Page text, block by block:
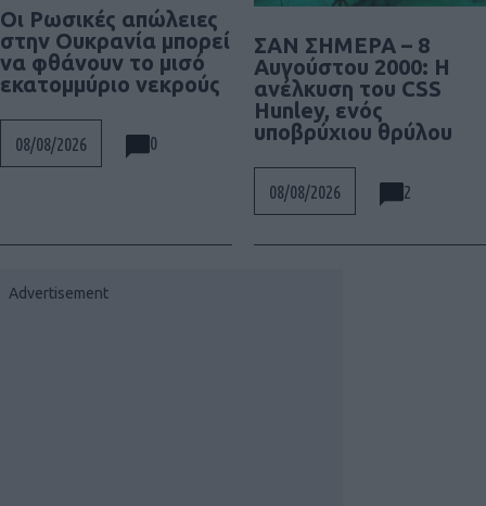
Οι Ρωσικές απώλειες
στην Ουκρανία μπορεί
να φθάνουν το μισό
εκατομμύριο νεκρούς
08/08/2026 0
ΣΑΝ ΣΗΜΕΡΑ – 8
Αυγούστου 2000: Η
ανέλκυση του CSS
Hunley, ενός
υποβρύχιου θρύλου
08/08/2026 2